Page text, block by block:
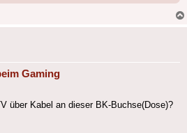
Gaming
über Kabel an dieser BK-Buchse(Dose)?